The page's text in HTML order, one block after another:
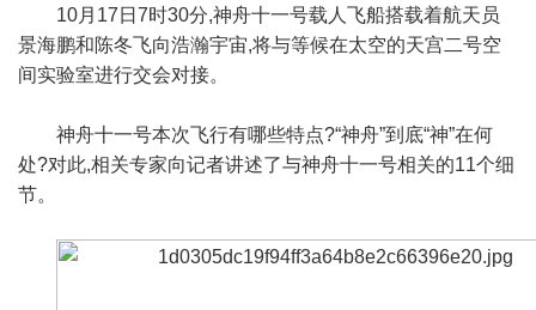
10月17日7时30分,神舟十一号载人飞船搭载着航天员
景海鹏和陈冬飞向浩瀚宇宙,将与等候在太空的天宫二号空
间实验室进行交会对接。
神舟十一号本次飞行有哪些特点?“神舟”到底“神”在何
处?对此,相关专家向记者讲述了与神舟十一号相关的11个细
节。